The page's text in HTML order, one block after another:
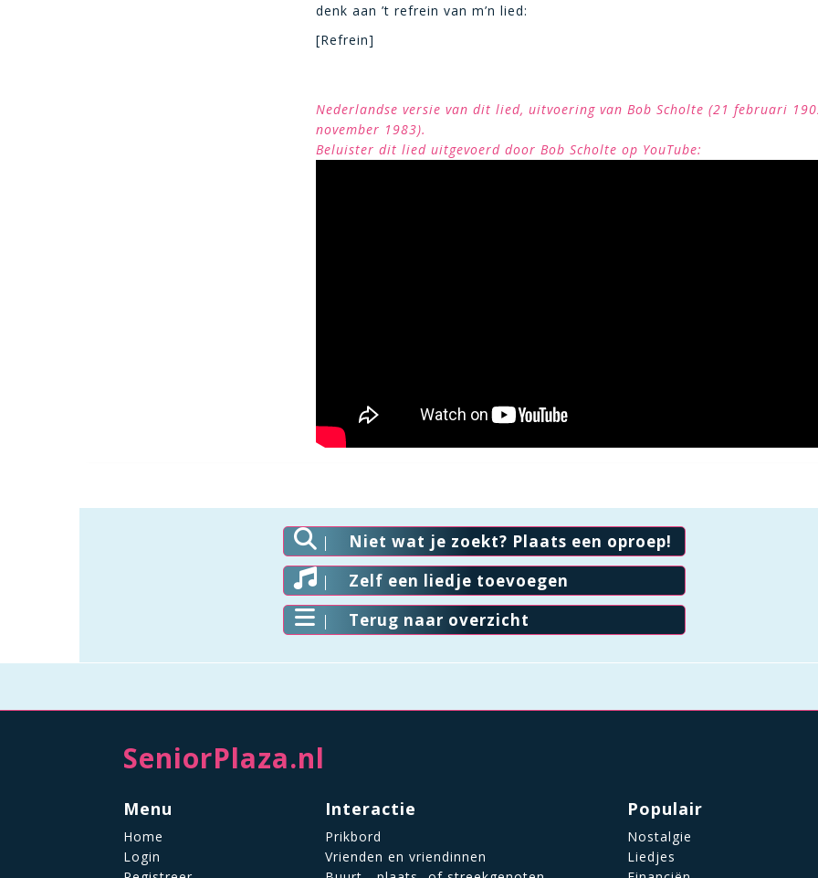
denk aan ’t refrein van m’n lied:
[Refrein]
Nederlandse versie van dit lied, uitvoering van Bob Scholte (21 februari
november 1983).
Beluister dit lied uitgevoerd door Bob Scholte op YouTube:
Niet wat je zoekt? Plaats een oproep!
Zelf een liedje toevoegen
Terug naar overzicht
SeniorPlaza.nl
Menu
Home
Login
Interactie
Prikbord
Vrienden en vriendinnen
Populair
Nostalgie
Liedjes